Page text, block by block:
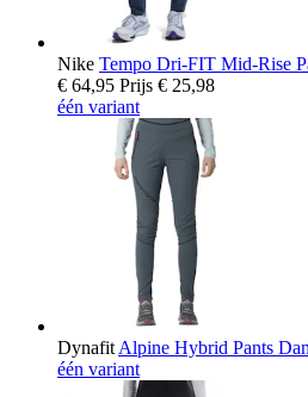
Nike Tempo Dri-FIT Mid-Rise
€ 64,95 Prijs € 25,98
één variant
Dynafit Alpine Hybrid Pants
één variant